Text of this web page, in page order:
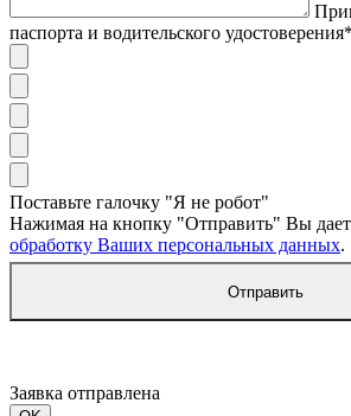
паспорта и водительского удостоверения*
Поставьте галочку "Я не робот"
Нажимая на кнопку "Отправить" Вы
обработку Ваших персональных данных.
Отправить
Заявка отправлена